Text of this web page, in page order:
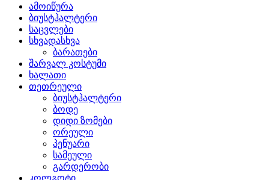
ამოიწურა
ბიუსტჰალტერი
საცვლები
სხვადასხვა
ბარათები
შარვალ კოსტუმი
ხალათი
თეთრეული
ბიუსტჰალტერი
ბოდე
დიდი ზომები
ორეული
პენუარი
სამეული
გარდერობი
კოლგოტი